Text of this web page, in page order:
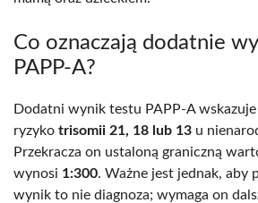
Co oznaczają dodatnie
PAPP-A?
Dodatni wynik testu PAPP-A
ryzyko trisomii 21, 18 lub 13 u
Przekracza on ustaloną graniczną
wynosi 1:300. Ważne jest jednak, aby
wynik to nie diagnoza; wymaga on